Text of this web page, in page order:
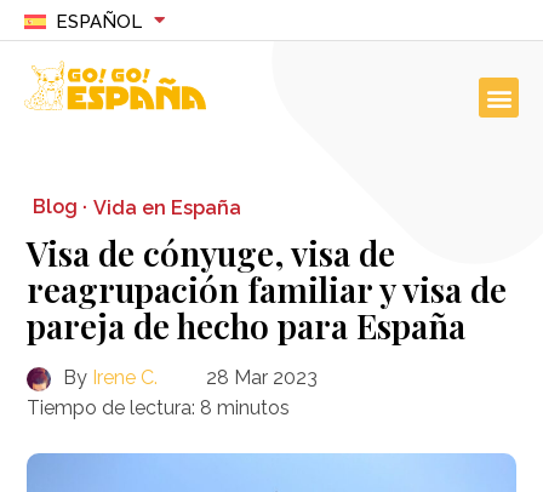
ESPAÑOL
Blog · Vida en España
Visa de cónyuge, visa de
reagrupación familiar y visa de
pareja de hecho para España
By Irene C.
28 Mar 2023
Tiempo de lectura: 8 minutos